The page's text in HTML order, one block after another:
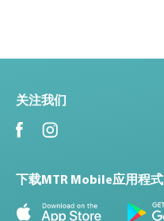
关注我们
下载MTR Mobile应用程式